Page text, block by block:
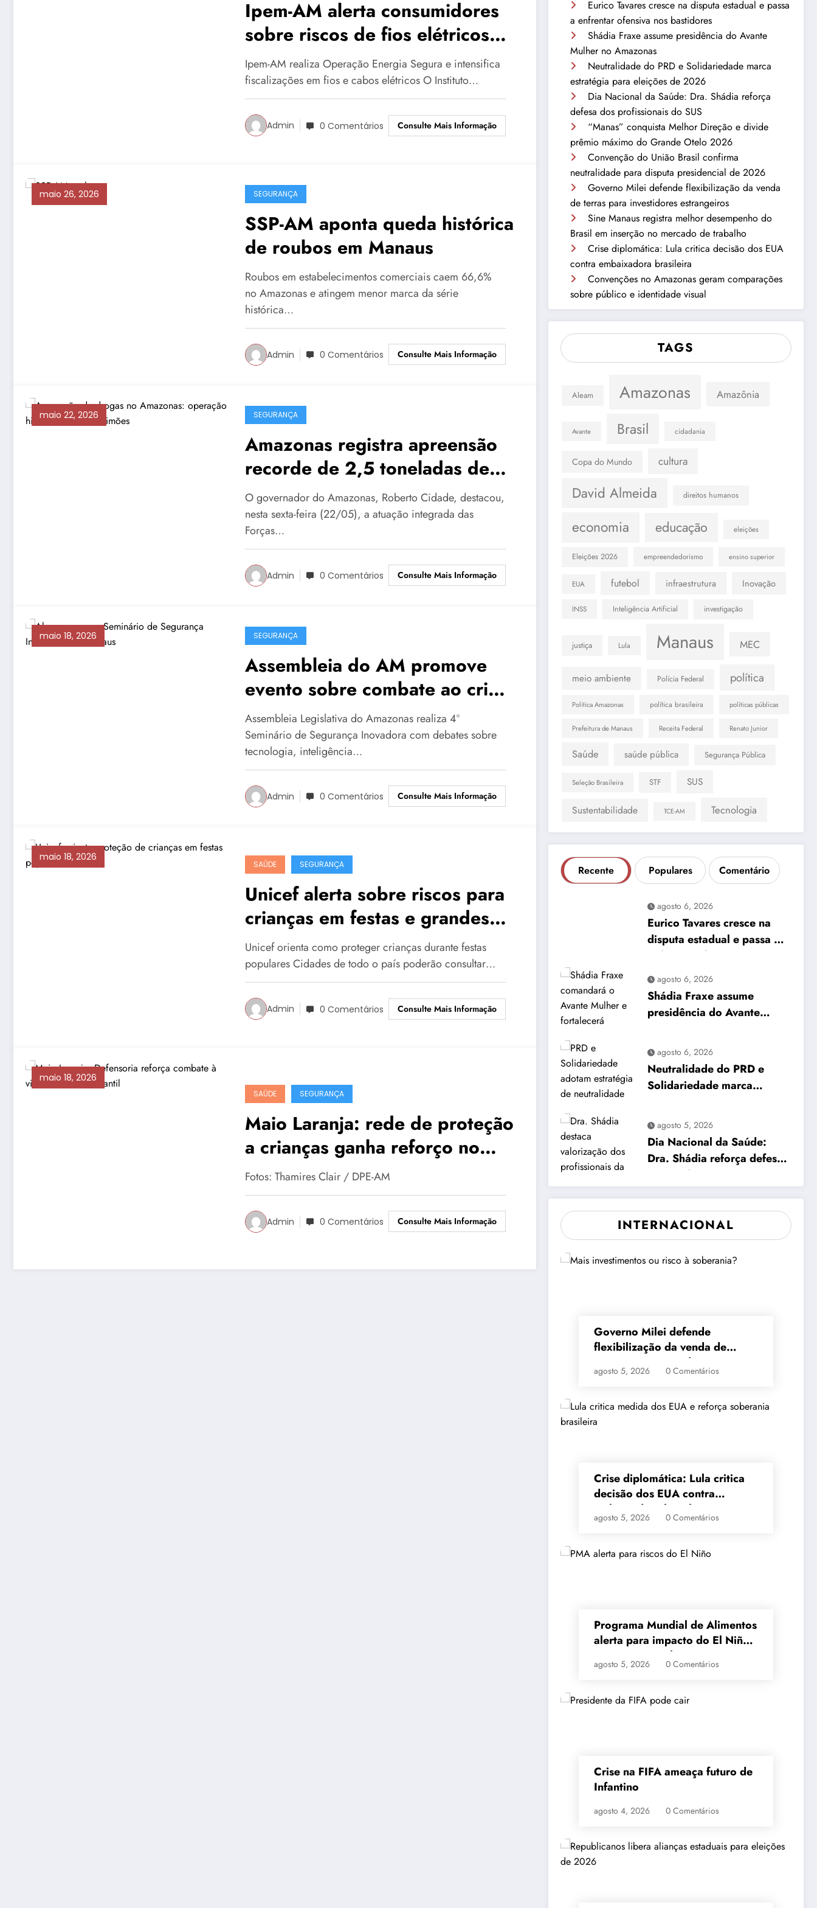
Ipem-AM alerta consumidores
sobre riscos de fios elétricos
irregulares
Ipem-AM realiza Operação Energia Segura e intensifica
fiscalizações em fios e cabos elétricos O Instituto…
Admin 0 Comentários Consulte Mais Informação
maio 26, 2026 SEGURANÇA
SSP-AM aponta queda histórica
de roubos em Manaus
Roubos em estabelecimentos comerciais caem 66,6%
no Amazonas e atingem menor marca da série
histórica…
Admin 0 Comentários Consulte Mais Informação
maio 22, 2026 SEGURANÇA
Amazonas registra apreensão
recorde de 2,5 toneladas de
drogas
O governador do Amazonas, Roberto Cidade, destacou,
nesta sexta-feira (22/05), a atuação integrada das
Forças…
Admin 0 Comentários Consulte Mais Informação
maio 18, 2026 SEGURANÇA
Assembleia do AM promove
evento sobre combate ao crime
e tecnologia
Assembleia Legislativa do Amazonas realiza 4º
Seminário de Segurança Inovadora com debates sobre
tecnologia, inteligência…
Admin 0 Comentários Consulte Mais Informação
maio 18, 2026
SAÚDE SEGURANÇA
Unicef alerta sobre riscos para
crianças em festas e grandes
eventos
Unicef orienta como proteger crianças durante festas
populares Cidades de todo o país poderão consultar…
Admin 0 Comentários Consulte Mais Informação
maio 18, 2026
SAÚDE SEGURANÇA
Maio Laranja: rede de proteção
a crianças ganha reforço no
Amazonas
Fotos: Thamires Clair / DPE-AM
Admin 0 Comentários Consulte Mais Informação
Eurico Tavares cresce na disputa estadual e passa
a enfrentar ofensiva nos bastidores
Shádia Fraxe assume presidência do Avante
Mulher no Amazonas
Neutralidade do PRD e Solidariedade marca
estratégia para eleições de 2026
Dia Nacional da Saúde: Dra. Shádia reforça
defesa dos profissionais do SUS
“Manas” conquista Melhor Direção e divide
prêmio máximo do Grande Otelo 2026
Convenção do União Brasil confirma
neutralidade para disputa presidencial de 2026
Governo Milei defende flexibilização da venda
de terras para investidores estrangeiros
Sine Manaus registra melhor desempenho do
Brasil em inserção no mercado de trabalho
Crise diplomática: Lula critica decisão dos EUA
contra embaixadora brasileira
Convenções no Amazonas geram comparações
sobre público e identidade visual
TAGS
Aleam Amazonas Amazônia
Avante Brasil cidadania
Copa do Mundo cultura
David Almeida direitos humanos
economia educação eleições
Eleições 2026 empreendedorismo ensino superior
EUA futebol infraestrutura Inovação
INSS Inteligência Artificial investigação
justiça Lula Manaus MEC
meio ambiente Polícia Federal política
Política Amazonas política brasileira políticas públicas
Prefeitura de Manaus Receita Federal Renato Junior
Saúde saúde pública Segurança Pública
Seleção Brasileira STF SUS
Sustentabilidade TCE-AM Tecnologia
Recente Populares Comentário
agosto 6, 2026
Eurico Tavares cresce na
disputa estadual e passa a
enfrentar ofensiva nos
bastidores
agosto 6, 2026
Shádia Fraxe assume
presidência do Avante
agosto 6, 2026
Neutralidade do PRD e
Solidariedade marca
2026
agosto 5, 2026
Dia Nacional da Saúde:
Dra. Shádia reforça defesa
dos profissionais do SUS
INTERNACIONAL
Governo Milei defende
flexibilização da venda de
terras para investidores
estrangeiros
agosto 5, 2026 0 Comentários
Crise diplomática: Lula critica
decisão dos EUA contra
embaixadora brasileira
agosto 5, 2026 0 Comentários
Programa Mundial de Alimentos
alerta para impacto do El Niño
na segurança alimentar
agosto 5, 2026 0 Comentários
Crise na FIFA ameaça futuro de
Infantino
agosto 4, 2026 0 Comentários